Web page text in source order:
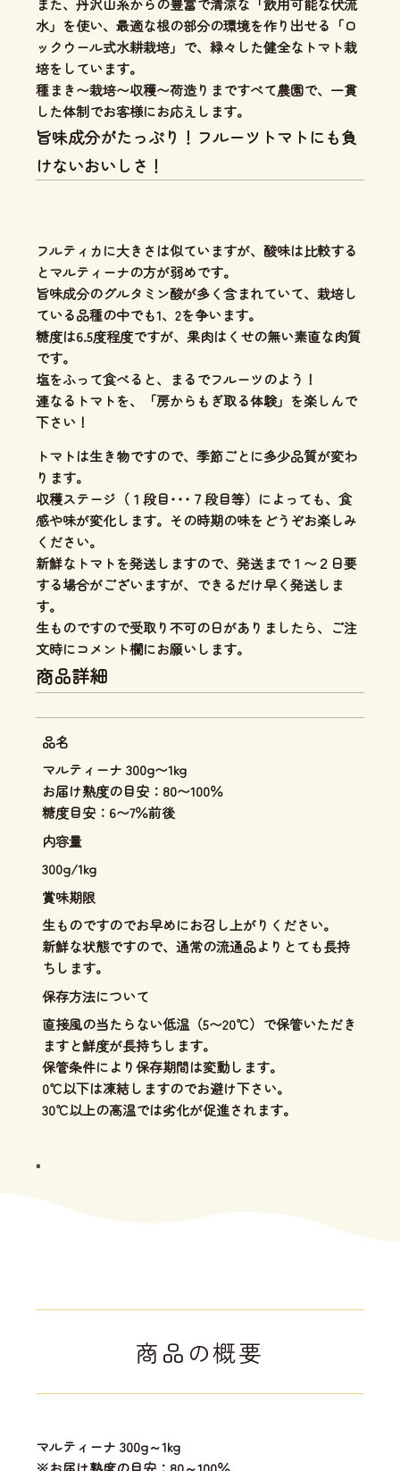
水」を使い、 最適な根の部分の環境を作り出せる「ロ
ックウール式水耕栽培」 で、緑々した健全なトマト栽
培をしています。
種まき〜栽培〜収穫〜荷造りまですべて農園で、一貫
した体制でお客様にお応えします。
旨味成分がたっぷり！フルーツトマトにも負
けないおいしさ！
フルティカに大きさは似ていますが、酸味は比較する
とマルティーナの方が弱めです。
旨味成分のグルタミン酸が多く含まれていて、 栽培し
ている品種の中でも1、2を争います。
糖度は6.5度程度ですが、果肉はくせの無い素直な肉質
です。
塩をふって食べると、
まるでフルーツのよう！
連なるトマトを、「房からもぎ取る体験」を楽しんで
下さい！
トマトは生き物ですので、季節ごとに多少品質が変わ
ります。
収穫ステージ（１段目･･･７段目等）によっても、食
感や味が変化します。その時期の味をどうぞお楽しみ
ください。
新鮮なトマトを発送しますので、発送まで１〜２日要
する場合がございますが、できるだけ早く発送しま
す。
生ものですので受取り不可の日がありましたら、ご注
文時にコメント欄にお願いします。
商品詳細
品名
マルティーナ 300g〜1kg
お届け熟度の目安：80〜100％
糖度目安：6〜7％前後
内容量
300g/1kg
賞味期限
生ものですのでお早めにお召し上がりください。
新鮮な状態ですので、通常の流通品よりとても長持
ちします。
保存方法について
直接風の当たらない低温（5〜20℃）で保管いただき
ますと鮮度が長持ちします。
保管条件により保存期間は変動します。
0℃以下は凍結しますのでお避け下さい。
30℃以上の高温では劣化が促進されます。
"
商品の概要
マルティーナ 300g～1kg